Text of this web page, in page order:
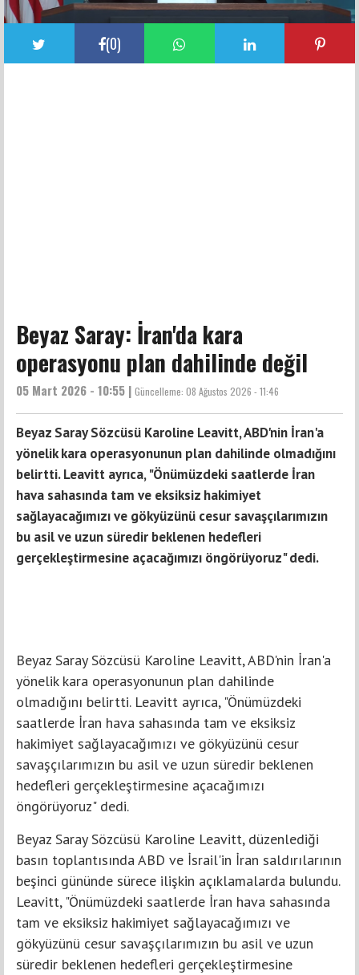
(0)
Beyaz Saray: İran'da kara
operasyonu plan dahilinde değil
05 Mart 2026 - 10:55 | Güncelleme: 08 Ağustos 2026 - 11:46
Beyaz Saray Sözcüsü Karoline Leavitt, ABD'nin İran'a
yönelik kara operasyonunun plan dahilinde olmadığını
belirtti. Leavitt ayrıca, "Önümüzdeki saatlerde İran
hava sahasında tam ve eksiksiz hakimiyet
sağlayacağımızı ve gökyüzünü cesur savaşçılarımızın
bu asil ve uzun süredir beklenen hedefleri
gerçekleştirmesine açacağımızı öngörüyoruz" dedi.
Beyaz Saray Sözcüsü Karoline Leavitt, ABD'nin İran'a
yönelik kara operasyonunun plan dahilinde
olmadığını belirtti. Leavitt ayrıca, "Önümüzdeki
saatlerde İran hava sahasında tam ve eksiksiz
hakimiyet sağlayacağımızı ve gökyüzünü cesur
savaşçılarımızın bu asil ve uzun süredir beklenen
hedefleri gerçekleştirmesine açacağımızı
öngörüyoruz" dedi.
Beyaz Saray Sözcüsü Karoline Leavitt, düzenlediği
basın toplantısında ABD ve İsrail'in İran saldırılarının
beşinci gününde sürece ilişkin açıklamalarda bulundu.
Leavitt, "Önümüzdeki saatlerde İran hava sahasında
tam ve eksiksiz hakimiyet sağlayacağımızı ve
gökyüzünü cesur savaşçılarımızın bu asil ve uzun
süredir beklenen hedefleri gerçekleştirmesine